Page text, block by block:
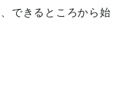
できるところから始